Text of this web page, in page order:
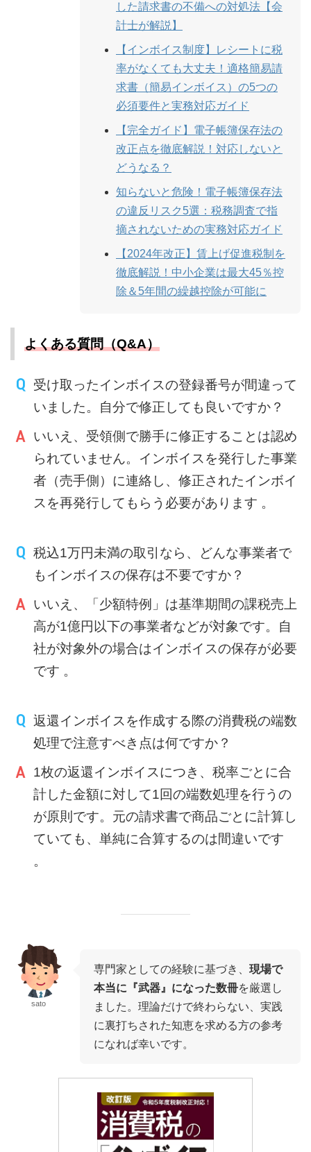
した請求書の不備への対処法【会
計士が解説】
【インボイス制度】レシートに税
率がなくても大丈夫！適格簡易請
求書（簡易インボイス）の5つの
必須要件と実務対応ガイド
【完全ガイド】電子帳簿保存法の
改正点を徹底解説！対応しないと
どうなる？
知らないと危険！電子帳簿保存法
の違反リスク5選：税務調査で指
摘されないための実務対応ガイド
【2024年改正】賃上げ促進税制を
徹底解説！中小企業は最大45％控
除＆5年間の繰越控除が可能に
よくある質問（Q&A）
受け取ったインボイスの登録番号が間違って
いました。自分で修正しても良いですか？
いいえ、受領側で勝手に修正することは認め
られていません。インボイスを発行した事業
者（売手側）に連絡し、修正されたインボイ
スを再発行してもらう必要があります 。
税込1万円未満の取引なら、どんな事業者で
もインボイスの保存は不要ですか？
いいえ、「少額特例」は基準期間の課税売上
高が1億円以下の事業者などが対象です。自
社が対象外の場合はインボイスの保存が必要
です 。
返還インボイスを作成する際の消費税の端数
処理で注意すべき点は何ですか？
1枚の返還インボイスにつき、税率ごとに合
計した金額に対して1回の端数処理を行うの
が原則です。元の請求書で商品ごとに計算し
ていても、単純に合算するのは間違いです
。
sato
専門家としての経験に基づき、 現場で
本当に『武器』になった数冊を厳選し
ました。理論だけで終わらない、実践
に裏打ちされた知恵を求める方の参考
になれば幸いです。